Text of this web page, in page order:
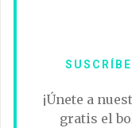
¡Únete a
gratis el